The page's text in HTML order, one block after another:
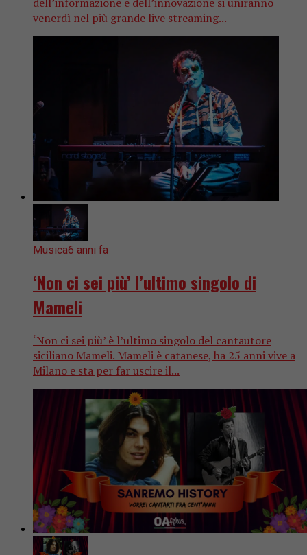
venerdì nel più grande live streaming...
Musica6 anni fa
‘Non ci sei più’ l’ultimo singolo di
Mameli
‘Non ci sei più’ è l’ultimo singolo del cantautore
siciliano Mameli. Mameli è catanese, ha 25 anni vive a
Milano e sta per far uscire il...